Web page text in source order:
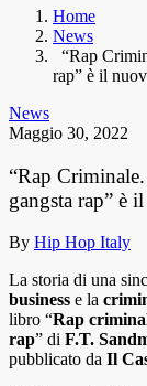
Home
News
“Rap
rap” è il
News
Maggio 30, 2022
“Rap
gangsta rap” è
By Hip Hop Italy
La storia di una
business e la
libro “Rap
rap” di F.T.
pubblicato da Il